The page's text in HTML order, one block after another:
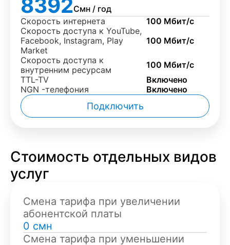
8392Смн / год
Скорость интернета
100 Мбит/с
Скорость доступа к YouTube,
Facebook, Instagram, Play
Market
100 Мбит/с
Скорость доступа к
внутренним ресурсам
100 Мбит/с
TTL-TV
Включено
NGN -телефония
Включено
Подключить
Стоимость отдельных видов
услуг
Смена тарифа при увеличении
абонентской платы
0 смн
Смена тарифа при уменьшении